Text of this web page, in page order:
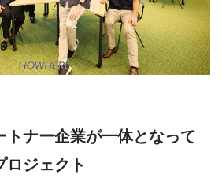
トナー企業が一体となって
ロジェクト